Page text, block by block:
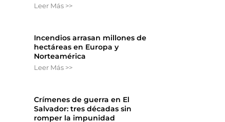
Leer Más >>
Incendios arrasan millones de
hectáreas en Europa y
Norteamérica
Leer Más >>
Crímenes de guerra en El
Salvador: tres décadas sin
romper la impunidad